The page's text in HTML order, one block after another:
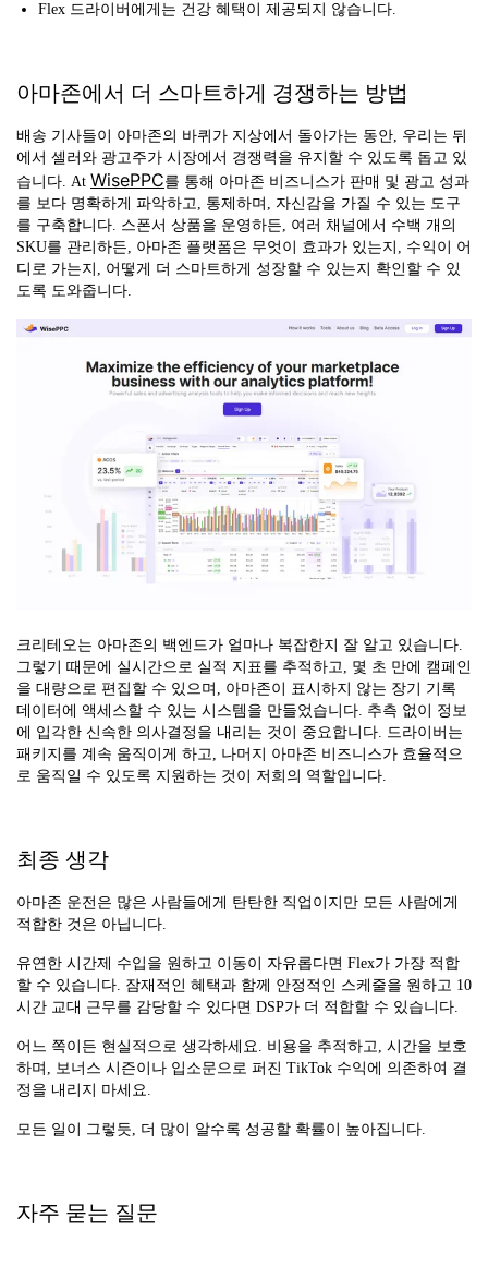
Flex 드라이버에게는 건강 혜택이 제공되지 않습니다.
아마존에서 더 스마트하게 경쟁하는 방법
배송 기사들이 아마존의 바퀴가 지상에서 돌아가는 동안, 우리는 뒤
에서 셀러와 광고주가 시장에서 경쟁력을 유지할 수 있도록 돕고 있
습니다. At WisePPC를 통해 아마존 비즈니스가 판매 및 광고 성과
를 보다 명확하게 파악하고, 통제하며, 자신감을 가질 수 있는 도구
를 구축합니다. 스폰서 상품을 운영하든, 여러 채널에서 수백 개의
SKU를 관리하든, 아마존 플랫폼은 무엇이 효과가 있는지, 수익이 어
디로 가는지, 어떻게 더 스마트하게 성장할 수 있는지 확인할 수 있
도록 도와줍니다.
크리테오는 아마존의 백엔드가 얼마나 복잡한지 잘 알고 있습니다.
그렇기 때문에 실시간으로 실적 지표를 추적하고, 몇 초 만에 캠페인
을 대량으로 편집할 수 있으며, 아마존이 표시하지 않는 장기 기록
데이터에 액세스할 수 있는 시스템을 만들었습니다. 추측 없이 정보
에 입각한 신속한 의사결정을 내리는 것이 중요합니다. 드라이버는
패키지를 계속 움직이게 하고, 나머지 아마존 비즈니스가 효율적으
로 움직일 수 있도록 지원하는 것이 저희의 역할입니다.
최종 생각
아마존 운전은 많은 사람들에게 탄탄한 직업이지만 모든 사람에게
적합한 것은 아닙니다.
유연한 시간제 수입을 원하고 이동이 자유롭다면 Flex가 가장 적합
할 수 있습니다. 잠재적인 혜택과 함께 안정적인 스케줄을 원하고 10
시간 교대 근무를 감당할 수 있다면 DSP가 더 적합할 수 있습니다.
어느 쪽이든 현실적으로 생각하세요. 비용을 추적하고, 시간을 보호
하며, 보너스 시즌이나 입소문으로 퍼진 TikTok 수익에 의존하여 결
정을 내리지 마세요.
모든 일이 그렇듯, 더 많이 알수록 성공할 확률이 높아집니다.
자주 묻는 질문